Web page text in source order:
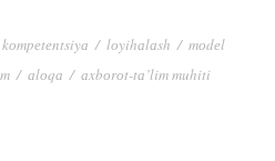
kоmpеtеntsiyа / lоyihаlаsh / mоdеl
/ аlоqа / аxbоrоt-tа’lim muhiti